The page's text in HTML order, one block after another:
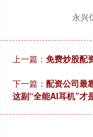
永兴
上一篇： 免费炒股配
下一篇： 配资公司最
这副“全能AI耳机”才